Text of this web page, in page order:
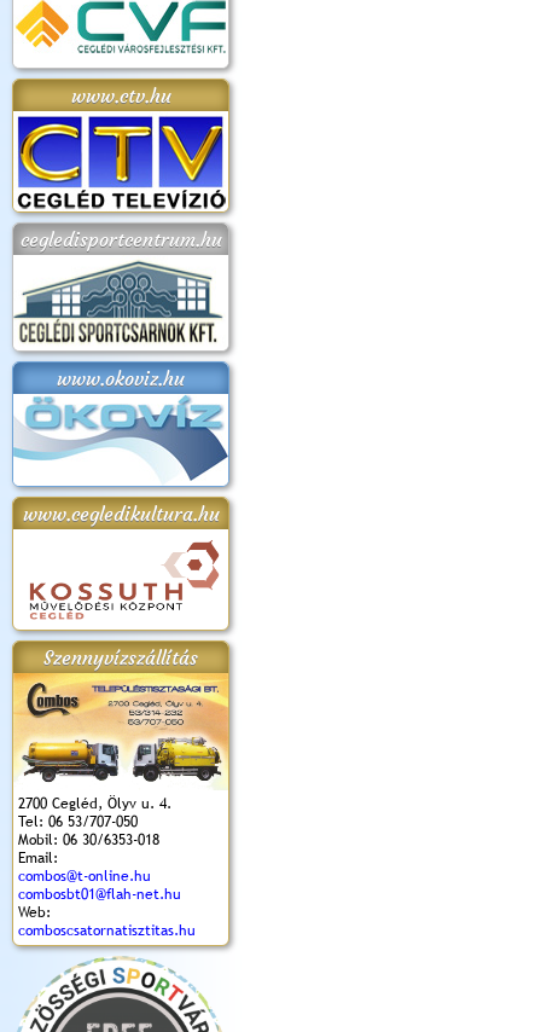
www.ctv.hu
cegledisportcentrum.hu
www.okoviz.hu
www.cegledikultura.hu
Szennyvízszállítás
2700 Cegléd, Ölyv u. 4.
Tel: 06 53/707-050
Mobil: 06 30/6353-018
Email:
combos@t-online.hu
combosbt01@flah-net.hu
Web:
comboscsatornatisztitas.hu
2018.
Kossuth Toborzó
Ünnepély
Szent István Ünnepe
(2017. 08. 20.)